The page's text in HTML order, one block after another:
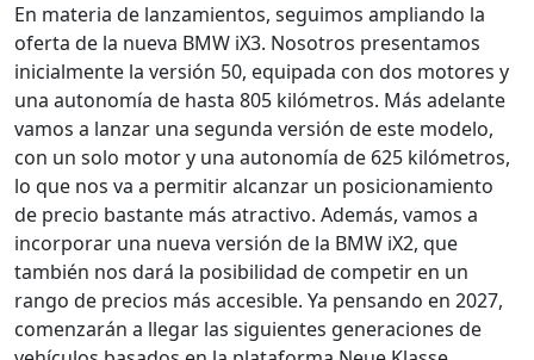
En materia de lanzamientos, seguimos ampliando la
oferta de la nueva BMW iX3. Nosotros presentamos
inicialmente la versión 50, equipada con dos motores y
una autonomía de hasta 805 kilómetros. Más adelante
vamos a lanzar una segunda versión de este modelo,
con un solo motor y una autonomía de 625 kilómetros,
lo que nos va a permitir alcanzar un posicionamiento
de precio bastante más atractivo. Además, vamos a
incorporar una nueva versión de la BMW iX2, que
también nos dará la posibilidad de competir en un
rango de precios más accesible. Ya pensando en 2027,
comenzarán a llegar las siguientes generaciones de